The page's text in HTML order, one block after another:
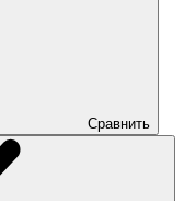
Сравнить